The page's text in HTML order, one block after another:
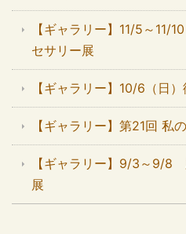
【ギャラリー】11/5～11/
セサリー展
【ギャラリー】10/6（日
【ギャラリー】第21回 私
【ギャラリー】9/3～9/8
展